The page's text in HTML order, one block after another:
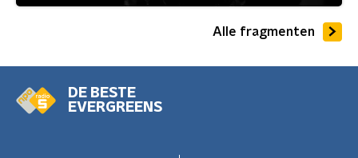
Alle fragmenten
DE BESTE
EVERGREENS